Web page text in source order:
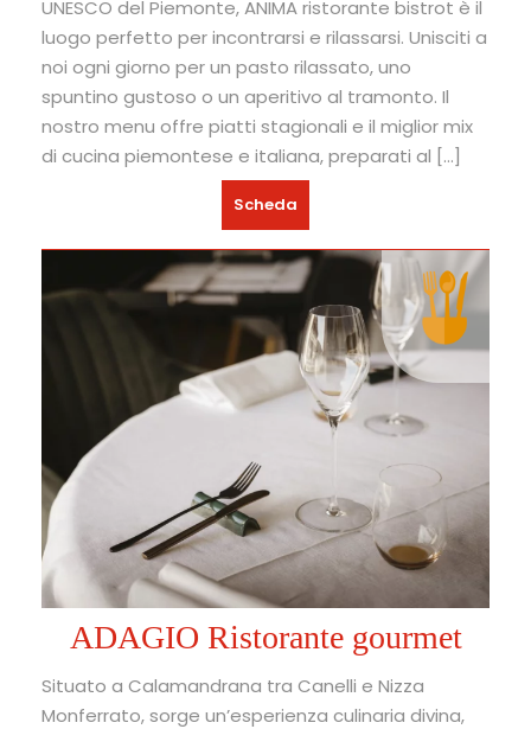
UNESCO del Piemonte, ANIMA ristorante bistrot è il
luogo perfetto per incontrarsi e rilassarsi. Unisciti a
noi ogni giorno per un pasto rilassato, uno
spuntino gustoso o un aperitivo al tramonto. Il
nostro menu offre piatti stagionali e il miglior mix
di cucina piemontese e italiana, preparati al […]
Scheda
ADAGIO Ristorante gourmet
Situato a Calamandrana tra Canelli e Nizza
Monferrato, sorge un’esperienza culinaria divina,